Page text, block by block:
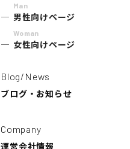
Blog/News
ブログ・お知らせ
Man
男性向けページ
Woman
女性向けページ
Company
運営会社情報